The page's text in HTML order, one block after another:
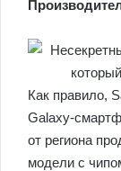
Как правило,
Galaxy-
от региона
модели с